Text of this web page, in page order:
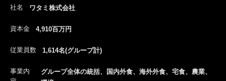
社名 ワタミ株式会社
資本金 4,910百万円
従業員数 1,614名(グループ計)
事業内
グループ全体の統括、国内外食、海外外食、宅食、農業、